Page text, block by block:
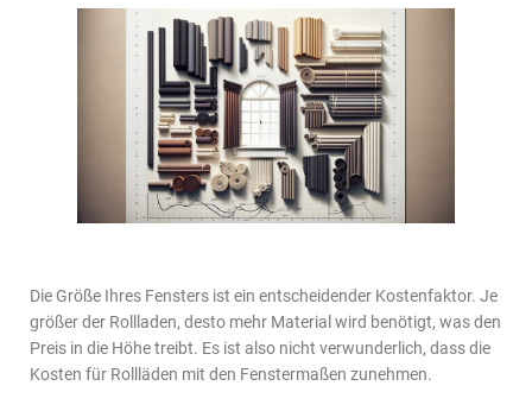
Die Größe Ihres Fensters ist ein entscheidender Kostenfaktor. Je
größer der Rollladen, desto mehr Material wird benötigt, was den
Preis in die Höhe treibt. Es ist also nicht verwunderlich, dass die
Kosten für Rollläden mit den Fenstermaßen zunehmen.